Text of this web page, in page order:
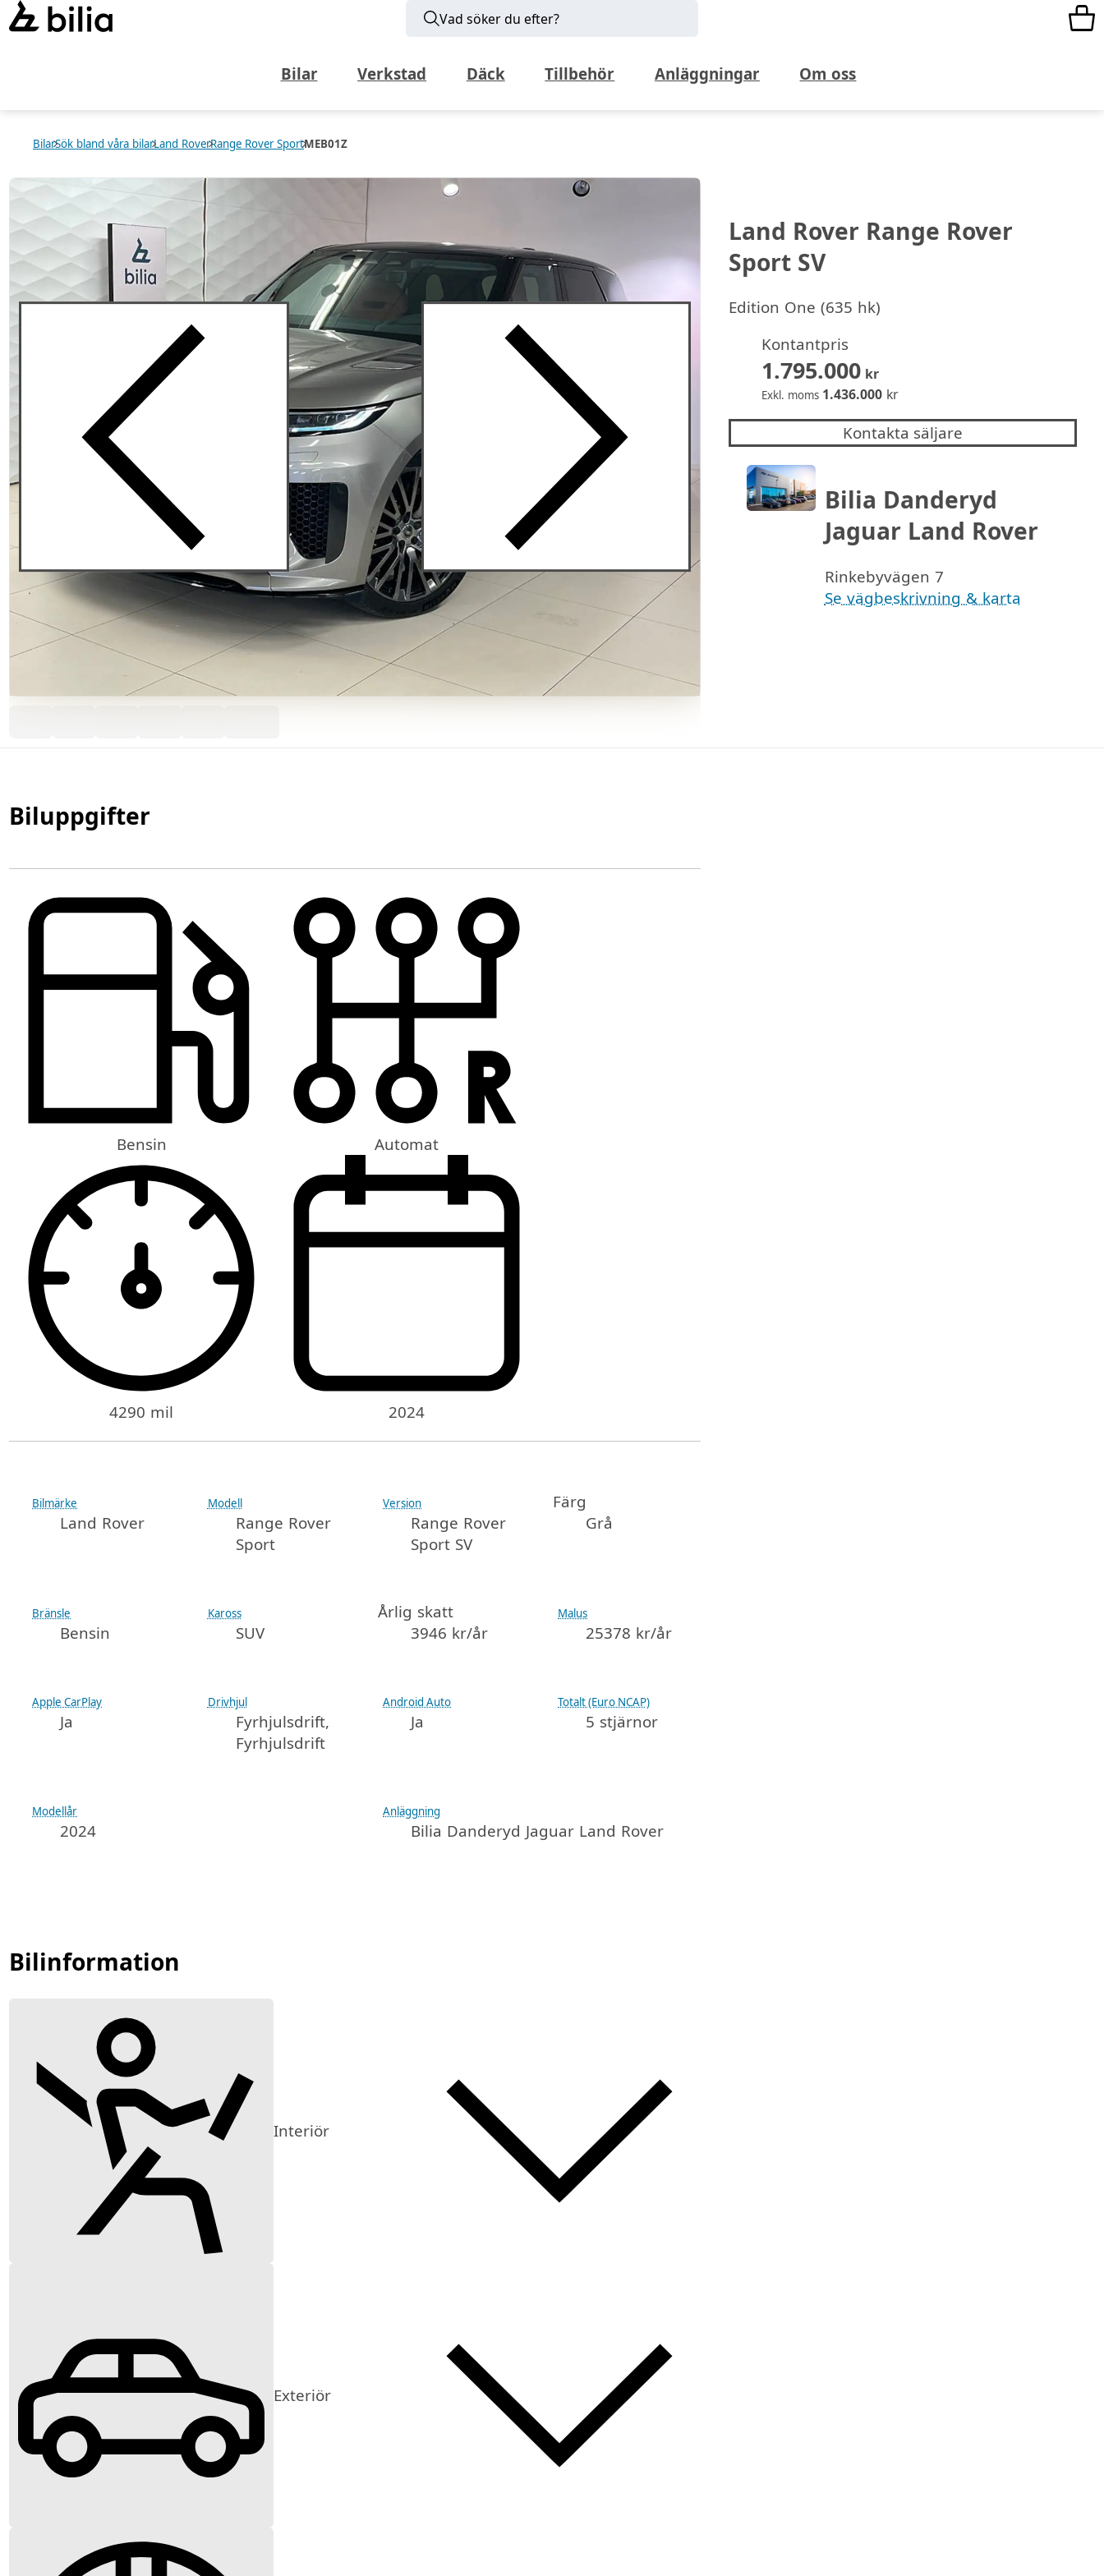
Vad söker du efter?
Bilar Verkstad Däck Tillbehör Anläggningar Om oss
BilarSök bland våra bilarLand RoverRange Rover SportMEB01Z
Land Rover Range Rover
Sport SV
Edition One (635 hk)
Kontantpris
1.795.000kr
Exkl. moms 1.436.000kr
Kontakta säljare
Bilia Danderyd
Jaguar Land Rover
Rinkebyvägen 7
Se vägbeskrivning & karta
Biluppgifter
Bensin Automat
4290 mil 2024
Bilmärke
Land Rover
Modell
Range Rover
Sport
Version
Range Rover
Sport SV
Färg
Grå
Bränsle
Bensin
Kaross
SUV
Årlig skatt
3946 kr/år
Malus
25378 kr/år
Apple CarPlay
Ja
Drivhjul
Fyrhjulsdrift,
Fyrhjulsdrift
Android Auto
Ja
Totalt (Euro NCAP)
5 stjärnor
Modellår
2024
Anläggning
Bilia Danderyd Jaguar Land Rover
Bilinformation
Interiör
Exteriör